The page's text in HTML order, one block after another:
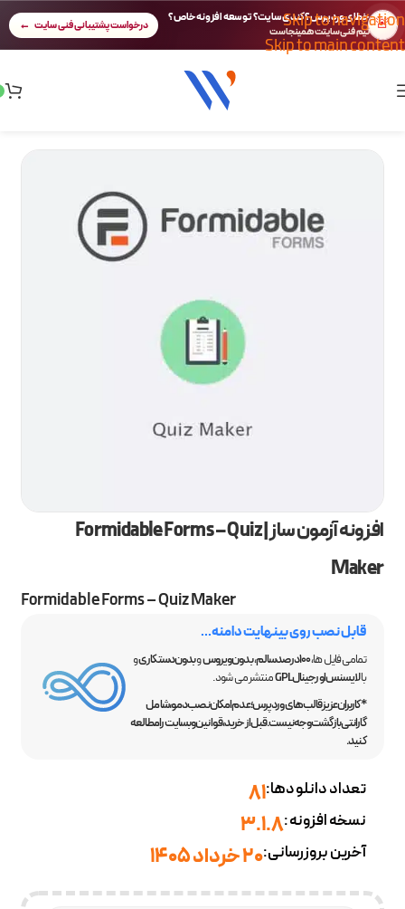
Skip to navigation
Skip to main content
🚨 خطای وردپرس؟ کندی سایت؟ توسعه افزونه خاص؟
تیم فنی سایتت همینجاست درخواست پشتیبانی فنی سایت
افزونه آزمون ساز | Formidable Forms – Quiz
Maker
Formidable Forms – Quiz Maker
قابل نصب روی بینهایت دامنه...
تمامی فایل ها،100 درصد سالم ،بدون ویروسوبدون دستکاریو
بالایسنس اورجینال GPL
منتشر می شود.
*کاربران عزیز قالب‌های وردپرس؛ عدم امکان نصب دمو، شامل
گارانتی بازگشت وجه نیست. قبل از خرید، قوانین وبسایت را مطالعه
کنید.
تعداد دانلودها:81
نسخه افزونه:3.1.8
آخرین بروزرسانی:20 خرداد 1405